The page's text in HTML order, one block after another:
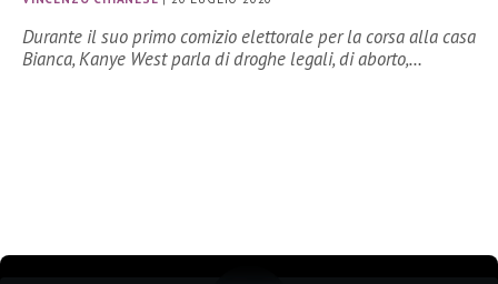
Durante il suo primo comizio elettorale per la corsa alla casa
Bianca, Kanye West parla di droghe legali, di aborto,…